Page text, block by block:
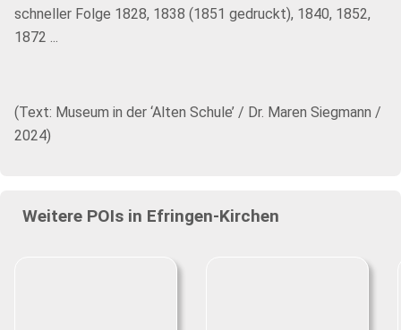
schneller Folge 1828, 1838 (1851 gedruckt), 1840, 1852,
1872 ...
(Text: Museum in der ‘Alten Schule’ / Dr. Maren Siegmann /
2024)
Weitere POIs in Efringen-Kirchen